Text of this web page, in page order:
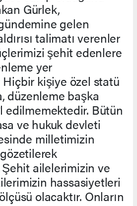
Gürlek,
gelen
talimatı verenler
şehit edenlere
yer
Hiçbir kişiye özel statü
düzenleme başka
edilmemektedir. Bütün
ve hukuk devleti
milletimizin
ailelerimizin ve
hassasiyetleri
olacaktır. Onların